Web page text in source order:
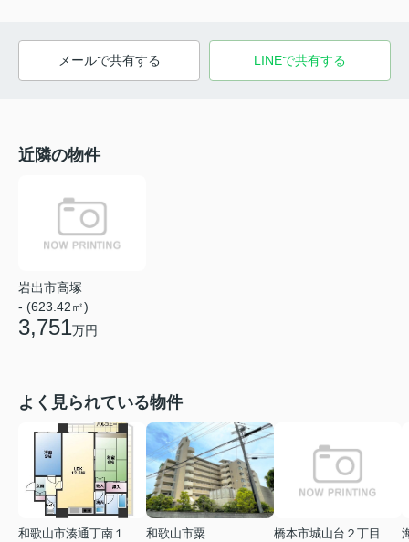
メールで共有する LINEで共有する
近隣の物件
岩出市高塚
- (623.42㎡)
3,751万円
よく見られている物件
和歌山市粟
橋本市城山台２丁目